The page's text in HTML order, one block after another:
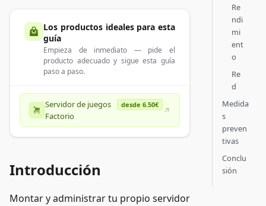
Los productos ideales para esta
guía
Empieza de inmediato — pide el
producto adecuado y sigue esta guía
paso a paso.
Servidor de juegos
Factorio
desde 6.50€
Introducción
Montar y administrar tu propio servidor
Re
ndi
mi
ent
o
Re
d
Medida
s
preven
tivas
Conclu
sión